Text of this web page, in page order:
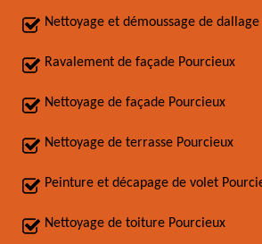
Nettoyage et démoussage de
Ravalement de façade Pourcieux
Nettoyage de façade Pourcieux
Nettoyage de terrasse Pourcieux
Peinture et décapage de volet
Nettoyage de toiture Pourcieux